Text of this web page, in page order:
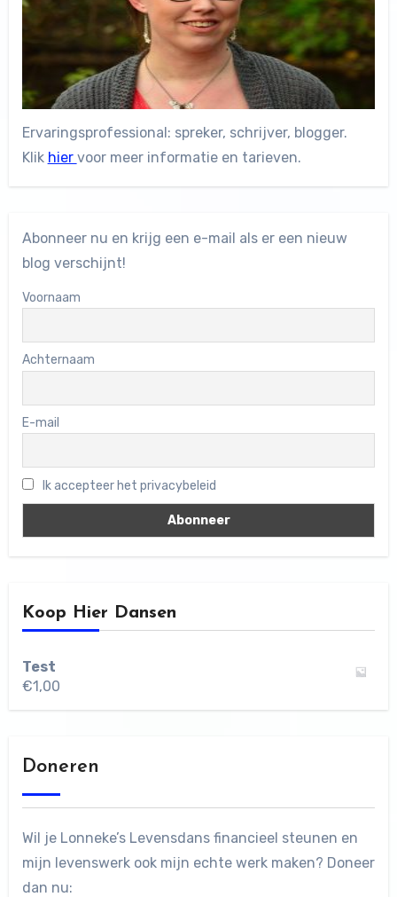
Ervaringsprofessional: spreker, schrijver, blogger.
Klik hier voor meer informatie en tarieven.
Abonneer nu en krijg een e-mail als er een nieuw
blog verschijnt!
Voornaam
Achternaam
E-mail
Ik accepteer het privacybeleid
Koop Hier Dansen
Test
€1,00
Doneren
Wil je Lonneke’s Levensdans financieel steunen en
mijn levenswerk ook mijn echte werk maken? Doneer
dan nu: